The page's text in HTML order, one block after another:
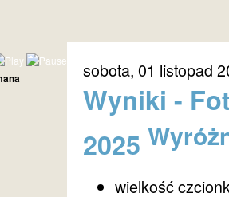
sobota, 01 listopad
Wyniki -
2025
wielkość